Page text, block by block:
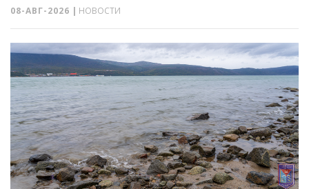
08-АВГ-2026 | НОВОСТИ